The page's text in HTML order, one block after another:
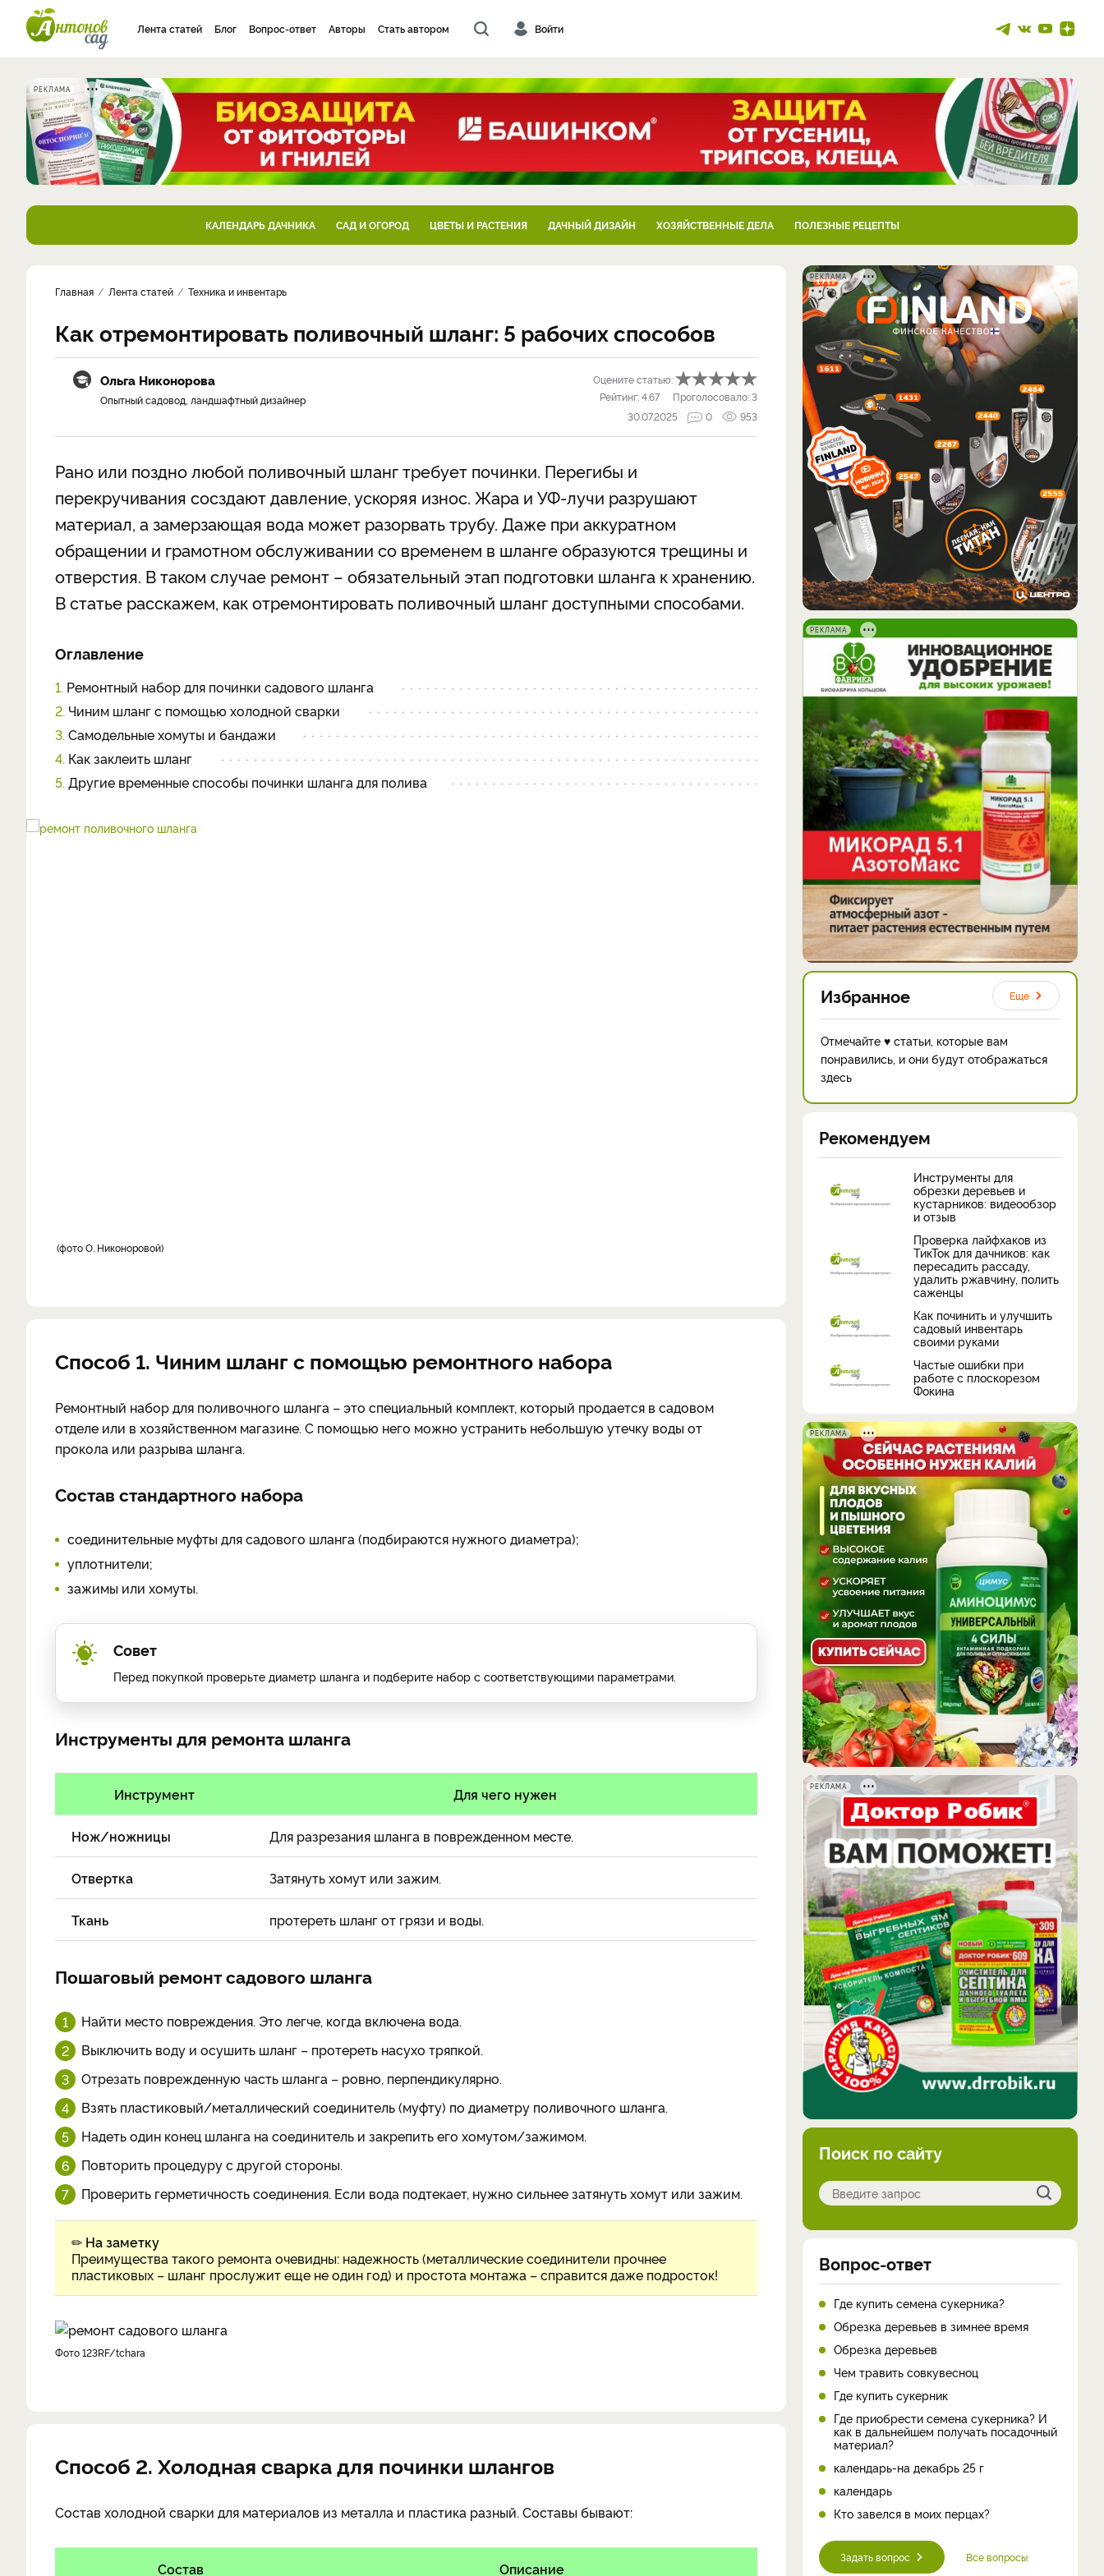
Лента статей Блог Вопрос-ответ Авторы Стать автором Войти
РЕКЛАМА
КАЛЕНДАРЬ ДАЧНИКА САД И ОГОРОД ЦВЕТЫ И РАСТЕНИЯ ДАЧНЫЙ ДИЗАЙН ХОЗЯЙСТВЕННЫЕ ДЕЛА ПОЛЕЗНЫЕ РЕЦЕПТЫ
Главная Лента статей Техника и инвентарь
Как отремонтировать поливочный шланг: 5 рабочих способов
Ольга Никонорова
Опытный садовод, ландшафтный дизайнер
Оцените статью:
Рейтинг:4.67 Проголосовало:3
30.07.2025
0 953
Рано или поздно любой поливочный шланг требует починки. Перегибы и
перекручивания сосздают давление, ускоряя износ. Жара и УФ-лучи разрушают
материал, а замерзающая вода может разорвать трубу. Даже при аккуратном
обращении и грамотном обслуживании со временем в шланге образуются трещины и
отверстия. В таком случае ремонт – обязательный этап подготовки шланга к хранению.
В статье расскажем, как отремонтировать поливочный шланг доступными способами.
Оглавление
1. Ремонтный набор для починки садового шланга
2. Чиним шланг с помощью холодной сварки
3. Самодельные хомуты и бандажи
4. Как заклеить шланг
5. Другие временные способы починки шланга для полива
фото О. Никоноровой
Способ 1. Чиним шланг с помощью ремонтного набора
Ремонтный набор для поливочного шланга – это специальный комплект, который продается в садовом
отделе или в хозяйственном магазине. С помощью него можно устранить небольшую утечку воды от
прокола или разрыва шланга.
Состав стандартного набора
соединительные муфты для садового шланга (подбираются нужного диаметра);
уплотнители;
зажимы или хомуты.
Совет
Перед покупкой проверьте диаметр шланга и подберите набор с соответствующими параметрами.
Инструменты для ремонта шланга
Инструмент Для чего нужен
Нож/ножницы Для разрезания шланга в поврежденном месте.
Отвертка Затянуть хомут или зажим.
Ткань протереть шланг от грязи и воды.
Пошаговый ремонт садового шланга
Найти место повреждения. Это легче, когда включена вода.
Выключить воду и осушить шланг – протереть насухо тряпкой.
Отрезать поврежденную часть шланга – ровно, перпендикулярно.
Взять пластиковый/металлический соединитель (муфту) по диаметру поливочного шланга.
Надеть один конец шланга на соединитель и закрепить его хомутом/зажимом.
Повторить процедуру с другой стороны.
Проверить герметичность соединения. Если вода подтекает, нужно сильнее затянуть хомут или зажим.
✏ На заметку
Преимущества такого ремонта очевидны: надежность (металлические соединители прочнее
пластиковых – шланг прослужит еще не один год) и простота монтажа – справится даже подросток!
фото 123RF/tchara
Способ 2. Холодная сварка для починки шлангов
Состав холодной сварки для материалов из металла и пластика разный. Составы бывают:
Состав Описание
РЕКЛАМА
РЕКЛАМА
Избранное Еще
Отмечайте ♥ статьи, которые вам
понравились, и они будут отображаться
здесь
Рекомендуем
Инструменты для
обрезки деревьев и
кустарников: видеообзор
и отзыв
Проверка лайфхаков из
ТикТок для дачников: как
пересадить рассаду,
удалить ржавчину, полить
саженцы
Как починить и улучшить
садовый инвентарь
своими руками
Частые ошибки при
работе с плоскорезом
Фокина
РЕКЛАМА
РЕКЛАМА
Поиск по сайту
Вопрос-ответ
Где купить семена сукерника?
Обрезка деревьев в зимнее время
Обрезка деревьев
Чем травить совкувесноц
Где купить сукерник
Где приобрести семена сукерника? И
как в дальнейшем получать посадочный
материал?
календарь-на декабрь 25 г
календарь
Кто завелся в моих перцах?
Задать вопрос Все вопросы